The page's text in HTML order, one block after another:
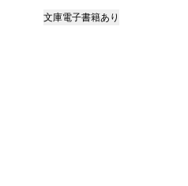
文庫電子書籍あり